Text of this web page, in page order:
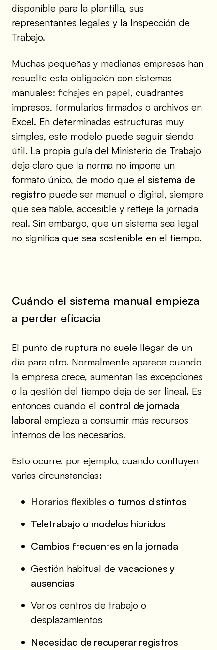
disponible para la plantilla, sus
representantes legales y la Inspección de
Trabajo.
Muchas pequeñas y medianas empresas han
resuelto esta obligación con sistemas
manuales: fichajes en papel, cuadrantes
impresos, formularios firmados o archivos en
Excel. En determinadas estructuras muy
simples, este modelo puede seguir siendo
útil. La propia guía del Ministerio de Trabajo
deja claro que la norma no impone un
formato único, de modo que el sistema de
registro puede ser manual o digital, siempre
que sea fiable, accesible y refleje la jornada
real. Sin embargo, que un sistema sea legal
no significa que sea sostenible en el tiempo.
Cuándo el sistema manual empieza
a perder eficacia
El punto de ruptura no suele llegar de un
día para otro. Normalmente aparece cuando
la empresa crece, aumentan las excepciones
o la gestión del tiempo deja de ser lineal. Es
entonces cuando el control de jornada
laboral empieza a consumir más recursos
internos de los necesarios.
Esto ocurre, por ejemplo, cuando confluyen
varias circunstancias:
Horarios flexibles o turnos distintos
Teletrabajo o modelos híbridos
Cambios frecuentes en la jornada
Gestión habitual de vacaciones y
ausencias
Varios centros de trabajo o
desplazamientos
Necesidad de recuperar registros